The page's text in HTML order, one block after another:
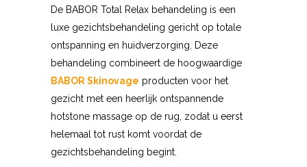
De BABOR Total Relax behandeling is een
luxe gezichtsbehandeling gericht op totale
ontspanning en huidverzorging. Deze
behandeling combineert de hoogwaardige
BABOR Skinovage producten voor het
gezicht met een heerlijk ontspannende
hotstone massage op de rug, zodat u eerst
helemaal tot rust komt voordat de
gezichtsbehandeling begint.